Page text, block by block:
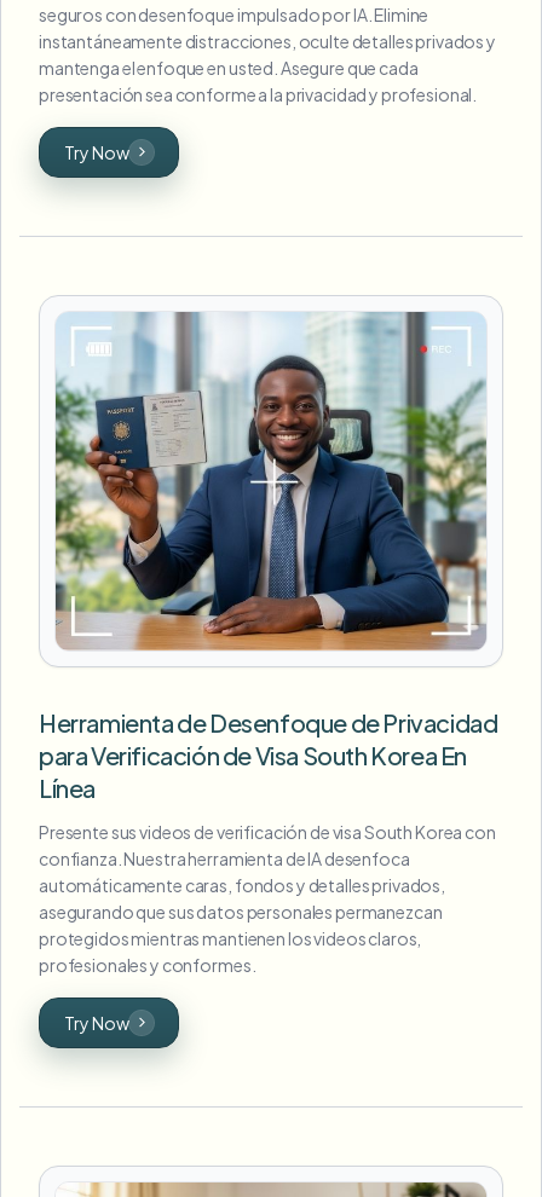
seguros con desenfoque impulsado por IA. Elimine
instantáneamente distracciones, oculte detalles privados y
mantenga el enfoque en usted. Asegure que cada
presentación sea conforme a la privacidad y profesional.
Try Now
Herramienta de Desenfoque de Privacidad
para Verificación de Visa South Korea En
Línea
Presente sus videos de verificación de visa South Korea con
confianza. Nuestra herramienta de IA desenfoca
automáticamente caras, fondos y detalles privados,
asegurando que sus datos personales permanezcan
protegidos mientras mantienen los videos claros,
profesionales y conformes.
Try Now